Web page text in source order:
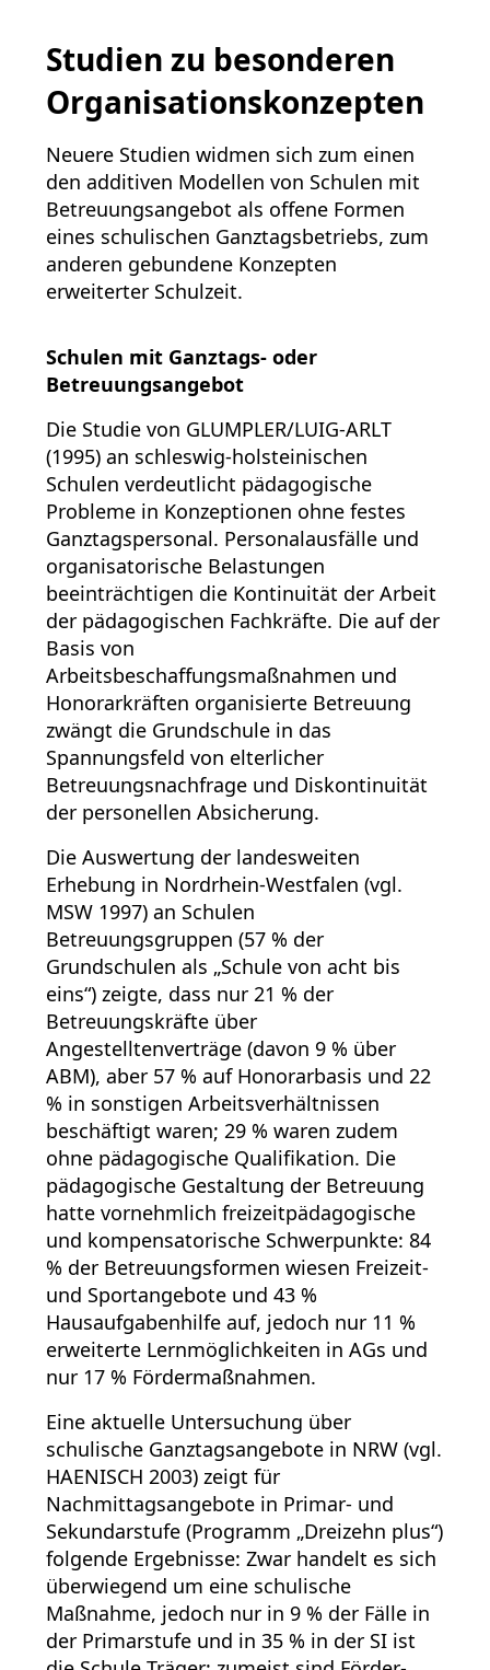
Studien zu besonderen
Organisationskonzepten
Neuere Studien widmen sich zum einen
den additiven Modellen von Schulen mit
Betreuungsangebot als offene Formen
eines schulischen Ganztagsbetriebs, zum
anderen gebundene Konzepten
erweiterter Schulzeit.
Schulen mit Ganztags- oder
Betreuungsangebot
Die Studie von GLUMPLER/LUIG-ARLT
(1995) an schleswig-holsteinischen
Schulen verdeutlicht pädagogische
Probleme in Konzeptionen ohne festes
Ganztagspersonal. Personalausfälle und
organisatorische Belastungen
beeinträchtigen die Kontinuität der Arbeit
der pädagogischen Fachkräfte. Die auf der
Basis von
Arbeitsbeschaffungsmaßnahmen und
Honorarkräften organisierte Betreuung
zwängt die Grundschule in das
Spannungsfeld von elterlicher
Betreuungsnachfrage und Diskontinuität
der personellen Absicherung.
Die Auswertung der landesweiten
Erhebung in Nordrhein-Westfalen (vgl.
MSW 1997) an Schulen
Betreuungsgruppen (57 % der
Grundschulen als „Schule von acht bis
eins“) zeigte, dass nur 21 % der
Betreuungskräfte über
Angestelltenverträge (davon 9 % über
ABM), aber 57 % auf Honorarbasis und 22
% in sonstigen Arbeitsverhältnissen
beschäftigt waren; 29 % waren zudem
ohne pädagogische Qualifikation. Die
pädagogische Gestaltung der Betreuung
hatte vornehmlich freizeitpädagogische
und kompensatorische Schwerpunkte: 84
% der Betreuungsformen wiesen Freizeit-
und Sportangebote und 43 %
Hausaufgabenhilfe auf, jedoch nur 11 %
erweiterte Lernmöglichkeiten in AGs und
nur 17 % Fördermaßnahmen.
Eine aktuelle Untersuchung über
schulische Ganztagsangebote in NRW (vgl.
HAENISCH 2003) zeigt für
Nachmittagsangebote in Primar- und
Sekundarstufe (Programm „Dreizehn plus“)
folgende Ergebnisse: Zwar handelt es sich
überwiegend um eine schulische
Maßnahme, jedoch nur in 9 % der Fälle in
der Primarstufe und in 35 % in der SI ist